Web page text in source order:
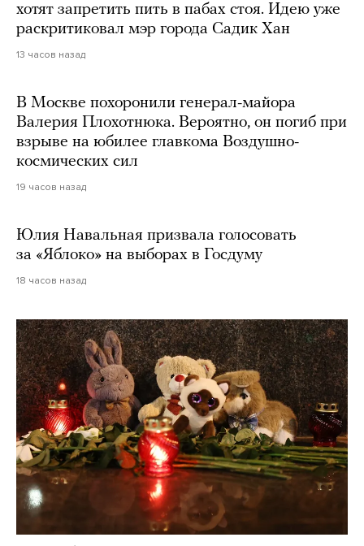
хотят запретить пить в пабах стоя. Идею уже
раскритиковал мэр города Садик Хан
13 часов назад
В Москве похоронили генерал-майора
Валерия Плохотнюка. Вероятно, он погиб при
взрыве на юбилее главкома Воздушно-
космических сил
19 часов назад
Юлия Навальная призвала голосовать
за «Яблоко» на выборах в Госдуму
18 часов назад